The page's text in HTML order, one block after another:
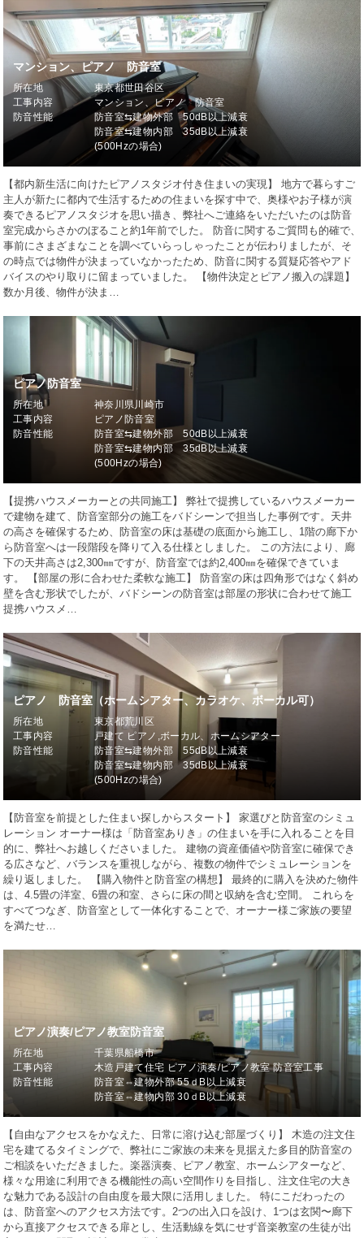
マンション、ピアノ 防音室
所在地
東京都世田谷区
工事内容
マンション、ピアノ 防音室
防音性能
防音室⇆建物外部 50dB以上減衰
防音室⇆建物内部 35dB以上減衰
(500Hzの場合)
【都内新生活に向けたピアノスタジオ付き住まいの実現】 地方で暮らすご
主人が新たに都内で生活するための住まいを探す中で、奥様やお子様が演
奏できるピアノスタジオを思い描き、弊社へご連絡をいただいたのは防音
室完成からさかのぼること約1年前でした。 防音に関するご質問も的確で、
事前にさまざまなことを調べていらっしゃったことが伝わりましたが、そ
の時点では物件が決まっていなかったため、防音に関する質疑応答やアド
バイスのやり取りに留まっていました。 【物件決定とピアノ搬入の課題】
数か月後、物件が決ま…
ピアノ防音室
所在地
神奈川県川崎市
工事内容
ピアノ防音室
防音性能
防音室⇆建物外部 50dB以上減衰
防音室⇆建物内部 35dB以上減衰
(500Hzの場合)
【提携ハウスメーカーとの共同施工】 弊社で提携しているハウスメーカー
で建物を建て、防音室部分の施工をバドシーンで担当した事例です。天井
の高さを確保するため、防音室の床は基礎の底面から施工し、1階の廊下か
ら防音室へは一段階段を降りて入る仕様としました。 この方法により、廊
下の天井高さは2,300㎜ですが、防音室では約2,400㎜を確保できていま
す。 【部屋の形に合わせた柔軟な施工】 防音室の床は四角形ではなく斜め
壁を含む形状でしたが、バドシーンの防音室は部屋の形状に合わせて施工
提携ハウスメ…
ピアノ 防音室（ホームシアター、カラオケ、ボーカル可）
所在地
東京都荒川区
工事内容
戸建て ピアノ,ボーカル、ホームシアター
防音性能
防音室⇆建物外部 55dB以上減衰
防音室⇆建物内部 35dB以上減衰
(500Hzの場合)
【防音室を前提とした住まい探しからスタート】 家選びと防音室のシミュ
レーション オーナー様は「防音室ありき」の住まいを手に入れることを目
的に、弊社へお越しくださいました。 建物の資産価値や防音室に確保でき
る広さなど、バランスを重視しながら、複数の物件でシミュレーションを
繰り返しました。 【購入物件と防音室の構想】 最終的に購入を決めた物件
は、4.5畳の洋室、6畳の和室、さらに床の間と収納を含む空間。 これらを
すべてつなぎ、防音室として一体化することで、オーナー様ご家族の要望
を満たせ…
ピアノ演奏/ピアノ教室防音室
所在地
千葉県船橋市
工事内容
木造戸建て住宅 ピアノ演奏/ピアノ教室 防音室工事
防音性能
防音室⇔建物外部 55ｄB以上減衰
防音室⇔建物内部 30ｄB以上減衰
【自由なアクセスをかなえた、日常に溶け込む部屋づくり】 木造の注文住
宅を建てるタイミングで、弊社にご家族の未来を見据えた多目的防音室の
ご相談をいただきました。楽器演奏、ピアノ教室、ホームシアターなど、
様々な用途に利用できる機能性の高い空間作りを目指し、注文住宅の大き
な魅力である設計の自由度を最大限に活用しました。 特にこだわったの
は、防音室へのアクセス方法です。2つの出入口を設け、1つは玄関〜廊下
から直接アクセスできる扉とし、生活動線を気にせず音楽教室の生徒が出